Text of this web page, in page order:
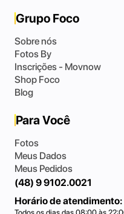
Grupo Foco
Sobre nós
Fotos By
Inscrições - Movnow
Shop Foco
Blog
Para Você
Fotos
Meus Dados
Meus Pedidos
(48) 9 9102.0021
Horário de atendimento: